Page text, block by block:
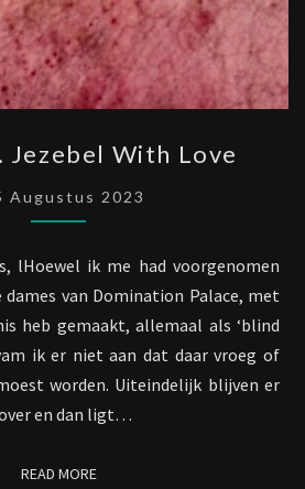
MRS.
JEZEBEL
WITH
Jezebel With Love
Augustus 2023
lHoewel ik me had voorgenomen
dames van Domination Palace, met
heb gemaakt, allemaal als ‘blind
ik er niet aan dat daar vroeg of
worden. Uiteindelijk blijven er
en dan ligt…
READ MOREREAD MORE